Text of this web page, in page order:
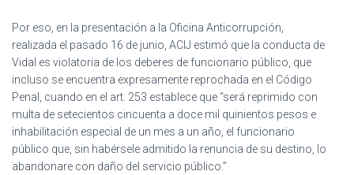
Por eso, en la presentación a la Oficina Anticorrupción,
realizada el pasado 16 de junio, ACIJ estimó que la conducta de
Vidal es violatoria de los deberes de funcionario público, que
incluso se encuentra expresamente reprochada en el Código
Penal, cuando en el art. 253 establece que “será reprimido con
multa de setecientos cincuenta a doce mil quinientos pesos e
inhabilitación especial de un mes a un año, el funcionario
público que, sin habérsele admitido la renuncia de su destino, lo
abandonare con daño del servicio público.”